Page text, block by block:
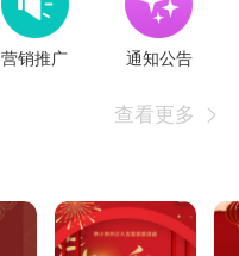
营销推广 通知公告
查看更多 